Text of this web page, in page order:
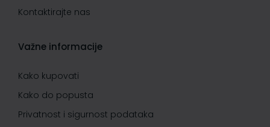
Kontaktirajte nas
Važne informacije
Kako kupovati
Kako do popusta
Privatnost i sigurnost podataka